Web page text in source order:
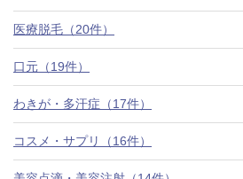
お悩みで探す
医師紹介
医療脱毛（20件）
口元（19件）
わきが・多汗症（17件）
コスメ・サプリ（16件）